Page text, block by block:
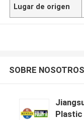
Lugar de origen
SOBRE NOSOTROS
Plastic